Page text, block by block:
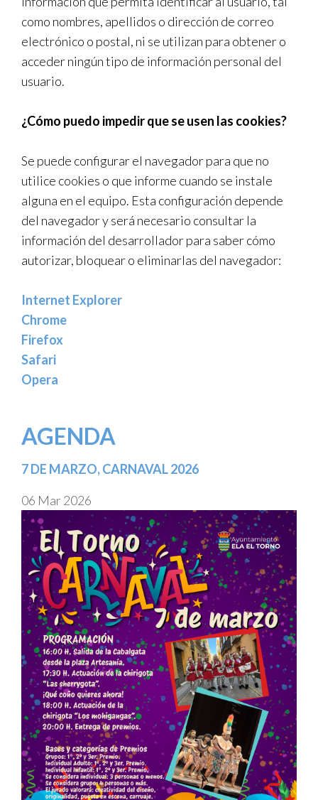
como nombres, apellidos o dirección de correo
electrónico o postal, ni se utilizan para obtener o
acceder ningún tipo de información personal del
usuario.
¿Cómo puedo impedir que se usen las cookies?
Se puede configurar el navegador para que no
utilice cookies o que informe cuando se instale
alguna en el equipo. Esta configuración depende
del navegador y será necesario consultar la
información del desarrollador para saber cómo
autorizar, bloquear o eliminarlas del navegador:
Internet Explorer
Chrome
Firefox
Safari
Opera
AGENDA
7 DE MARZO, CARNAVAL 2026
06 Mar 2026